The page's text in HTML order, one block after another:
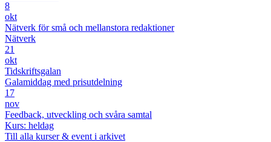
8
okt
Nätverk för små och mellanstora redaktioner
Nätverk
21
okt
Tidskriftsgalan
Galamiddag med prisutdelning
17
nov
Feedback, utveckling och svåra samtal
Kurs: heldag
Till alla kurser & event i arkivet